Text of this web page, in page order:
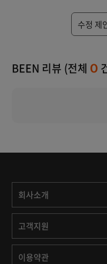
수정 제
BEEN 리뷰 (전체 0
회사소개
고객지원
이용약관